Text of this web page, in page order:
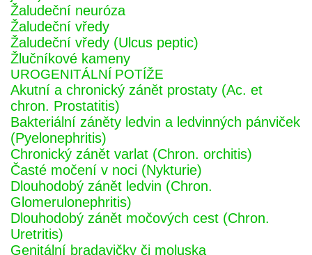
Žaludeční neuróza
Žaludeční vředy
Žaludeční vředy (Ulcus peptic)
Žlučníkové kameny
UROGENITÁLNÍ POTÍŽE
Akutní a chronický zánět prostaty (Ac. et
chron. Prostatitis)
Bakteriální záněty ledvin a ledvinných pánviček
(Pyelonephritis)
Chronický zánět varlat (Chron. orchitis)
Časté močení v noci (Nykturie)
Dlouhodobý zánět ledvin (Chron.
Glomerulonephritis)
Dlouhodobý zánět močových cest (Chron.
Uretritis)
Genitální bradavičky či moluska